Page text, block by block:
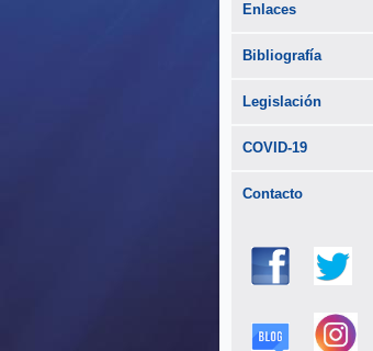
Enlaces
Bibliografía
Legislación
COVID-19
Contacto